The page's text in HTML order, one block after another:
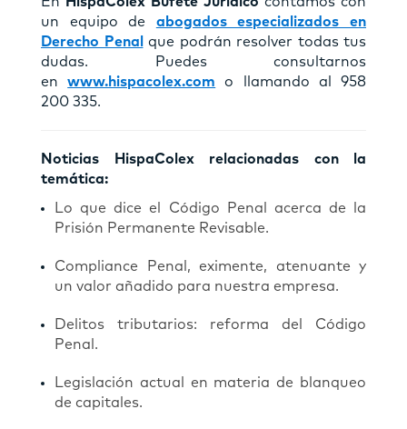
un equipo de abogados especializados en
Derecho Penal
que podrán resolver todas tus
dudas. Puedes consultarnos
enwww.hispacolex.com o llamando al 958
200 335.
Noticias HispaColex relacionadas con la
temática:
Lo que dice el Código Penal acerca de la
Prisión Permanente Revisable.
Compliance Penal, eximente, atenuante y
un valor añadido para nuestra empresa.
Delitos tributarios: reforma del Código
Penal.
Legislación actual en materia de blanqueo
de capitales.